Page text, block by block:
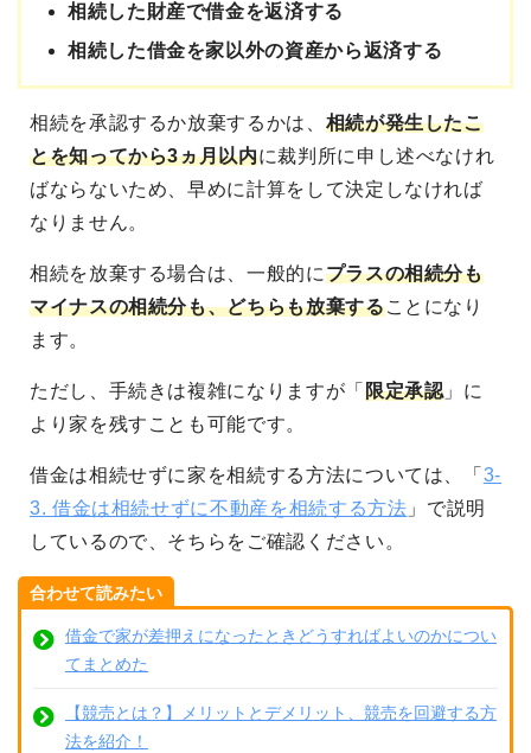
相続した財産で借金を返済する
相続した借金を家以外の資産から返済する
相続を承認するか放棄するかは、 相続が発生したこ
とを知ってから3ヵ月以内に裁判所に申し述べなけれ
ばならないため、早めに計算をして決定しなければ
なりません。
相続を放棄する場合は、一般的にプラスの相続分も
マイナスの相続分も、どちらも放棄することになり
ます。
ただし、手続きは複雑になりますが「 限定承認」に
より家を残すことも可能です。
借金は相続せずに家を相続する方法については、「 3-
3. 借金は相続せずに不動産を相続する方法 」で説明
しているので、そちらをご確認ください。
合わせて読みたい
借金で家が差押えになったときどうすればよいのかについ
てまとめた
【競売とは？】メリットとデメリット、競売を回避する方
法を紹介！